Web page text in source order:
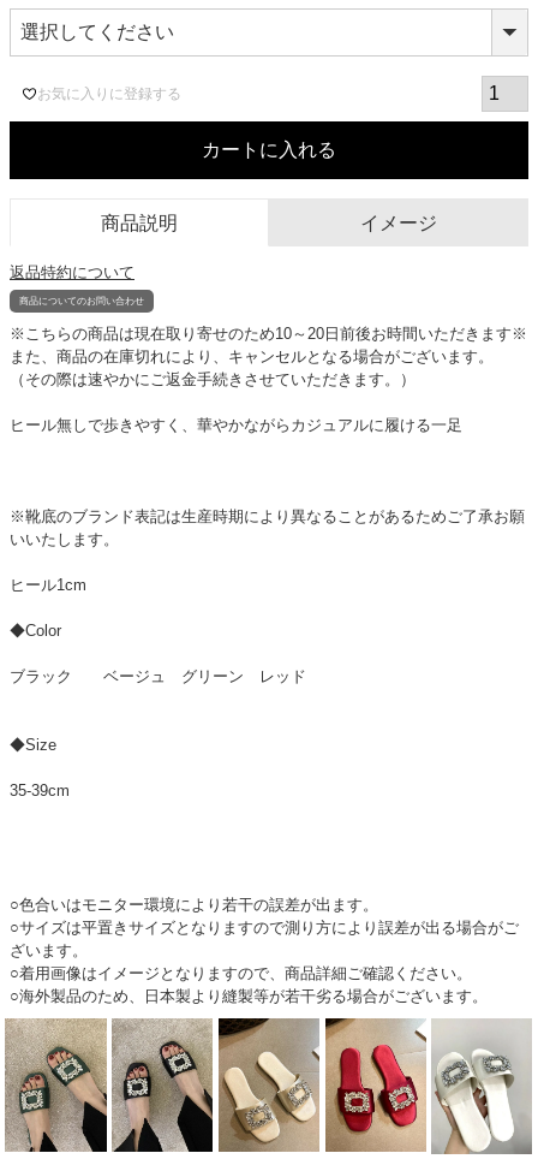
お気に入りに登録する
カートに入れる
商品説明 イメージ
返品特約について
商品についてのお問い合わせ
※こちらの商品は現在取り寄せのため10～20日前後お時間いただきます※
また、商品の在庫切れにより、キャンセルとなる場合がございます。
（その際は速やかにご返金手続きさせていただきます。）
ヒール無しで歩きやすく、華やかながらカジュアルに履ける一足
※靴底のブランド表記は生産時期により異なることがあるためご了承お願
いいたします。
ヒール1cm
◆Color
ブラック ベージュ グリーン レッド
◆Size
35-39cm
○色合いはモニター環境により若干の誤差が出ます。
○サイズは平置きサイズとなりますので測り方により誤差が出る場合がご
ざいます。
○着用画像はイメージとなりますので、商品詳細ご確認ください。
○海外製品のため、日本製より縫製等が若干劣る場合がございます。